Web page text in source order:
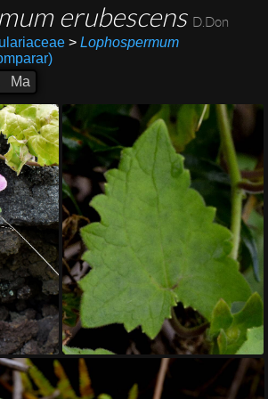
erubescens D.Don
> Lophospermum
Ma